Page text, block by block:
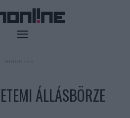
ÁLLÁSBÖRZE